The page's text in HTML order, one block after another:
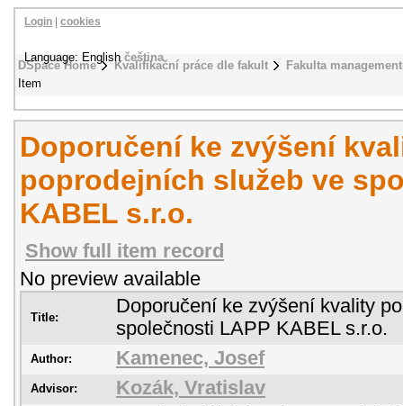
DSpace Home Kvalifikační práce dle fakult
Fakulta
Item
Login cookies
Language: Englishčeština
Doporučení ke zvýšení
poprodejních služeb ve
KABEL s.r.o.
Show full item record
No preview available
Title:
Doporučení ke zvýšení kvality
společnosti LAPP KABEL s.r.o.
Author: Kamenec, Josef
Advisor: Kozák, Vratislav